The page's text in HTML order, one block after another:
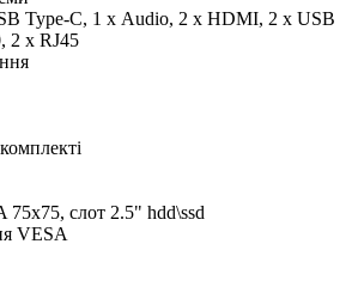
Type-C, 1 х Audio, 2 x HDMI, 2 x USB
2 x RJ45
слот 2.5" hdd\ssd
VESA